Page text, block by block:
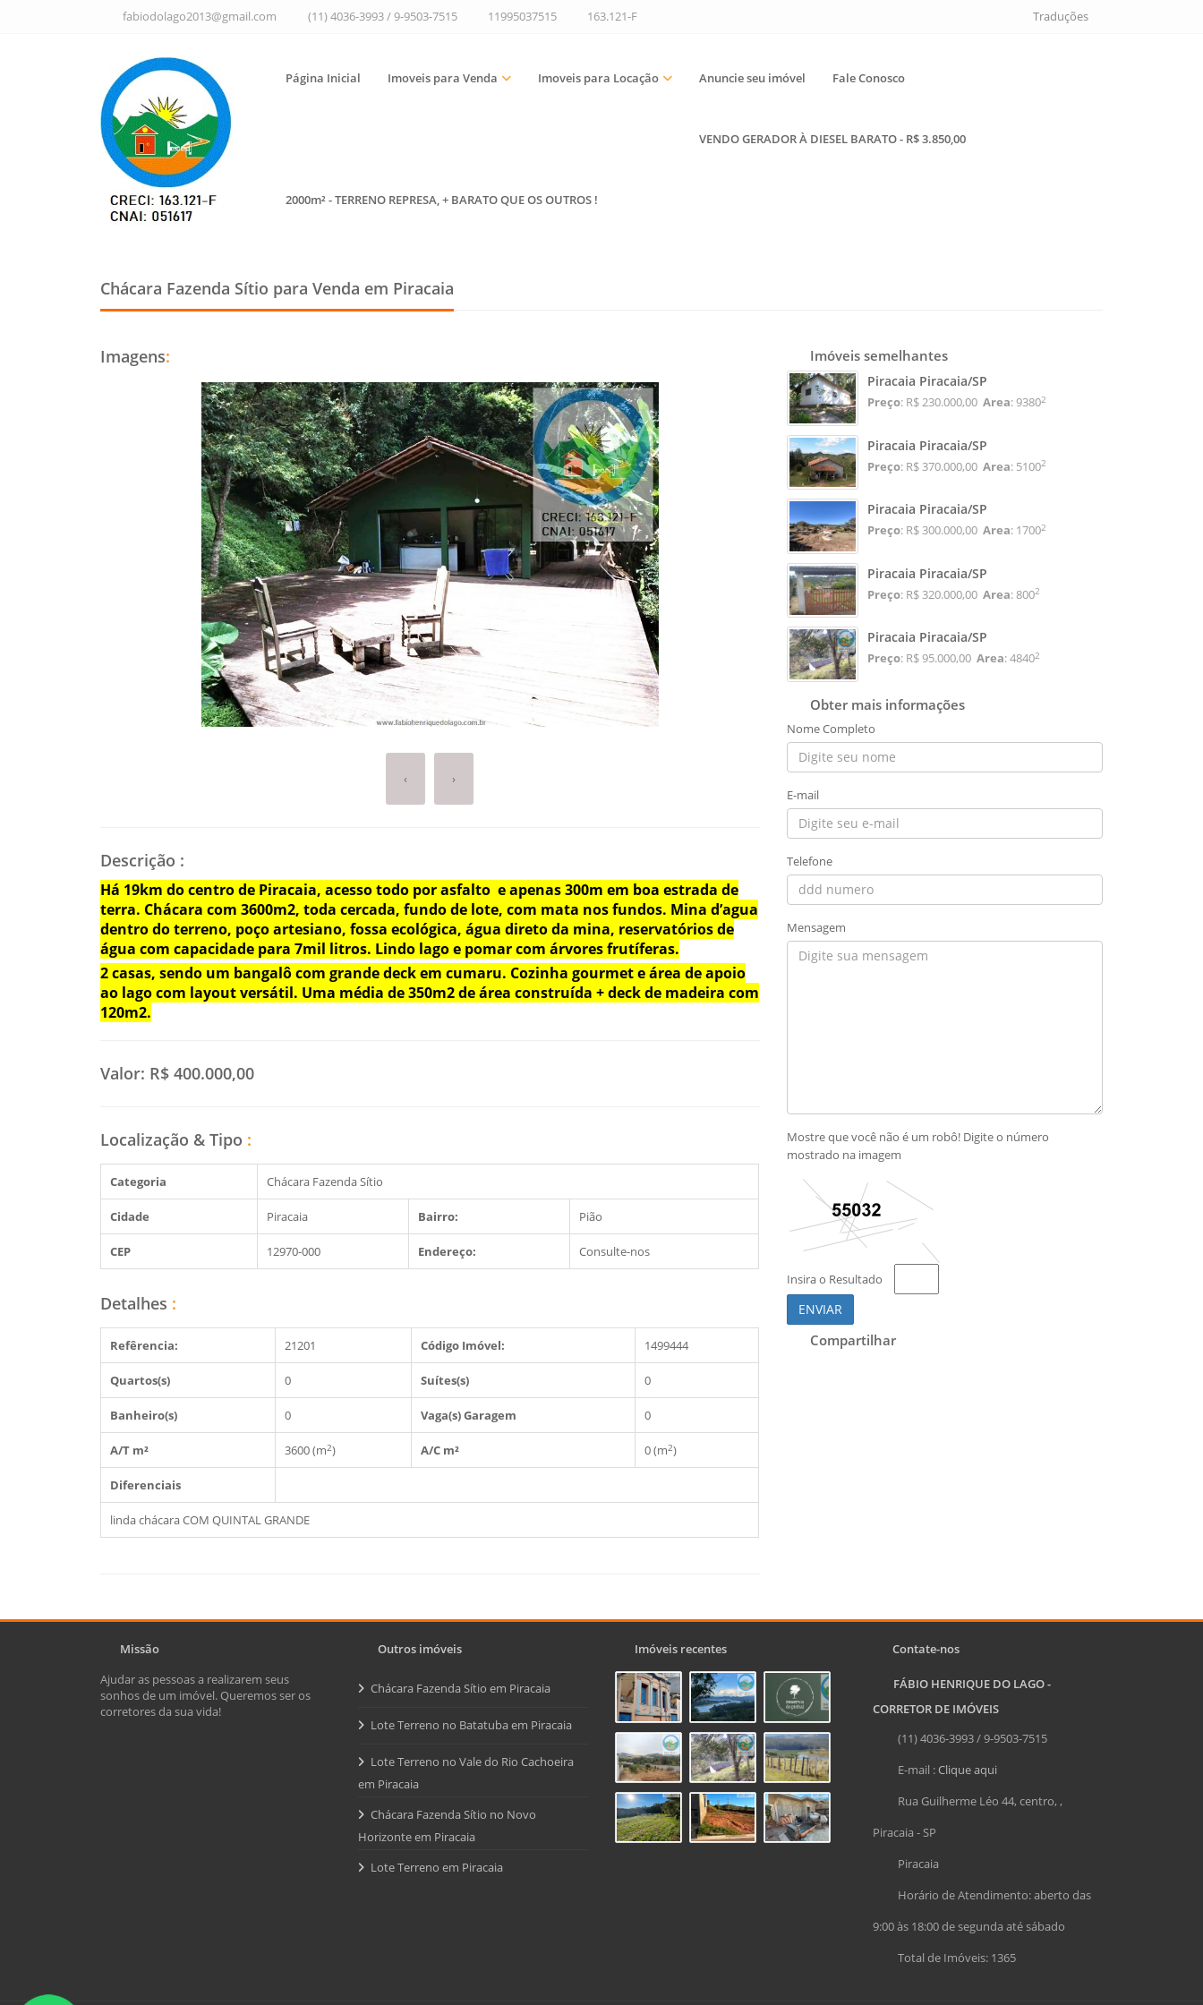
fabiodolago2013@gmail.com (11) 4036-3993 / 9-9503-7515 11995037515 163.121-F Traduções
Página Inicial Imoveis para Venda Imoveis para Locação Anuncie seu imóvel Fale Conosco
VENDO GERADOR À DIESEL BARATO - R$ 3.850,00
2000m² - TERRENO REPRESA, + BARATO QUE OS OUTROS !
Chácara Fazenda Sítio para Venda em Piracaia
Imagens:
‹ ›
Descrição :
Há 19km do centro de Piracaia, acesso todo por asfalto e apenas 300m em boa estrada de
terra. Chácara com 3600m2, toda cercada, fundo de lote, com mata nos fundos. Mina d’agua
dentro do terreno, poço artesiano, fossa ecológica, água direto da mina, reservatórios de
água com capacidade para 7mil litros. Lindo lago e pomar com árvores frutíferas.
2 casas, sendo um bangalô com grande deck em cumaru. Cozinha gourmet e área de apoio
ao lago com layout versátil. Uma média de 350m2 de área construída + deck de madeira com
120m2.
Valor: R$ 400.000,00
Localização & Tipo :
Categoria Chácara Fazenda Sítio
Cidade Piracaia Bairro: Pião
CEP 12970-000 Endereço: Consulte-nos
Detalhes :
Refêrencia: 21201 Código Imóvel: 1499444
Quartos(s) 0 Suítes(s) 0
Banheiro(s) 0 Vaga(s) Garagem 0
A/T m² 3600 (m2) A/C m² 0 (m2)
Diferenciais
linda chácara COM QUINTAL GRANDE
Imóveis semelhantes
Piracaia Piracaia/SP
Preço: R$ 230.000,00 Area: 93802
Piracaia Piracaia/SP
Preço: R$ 370.000,00 Area: 51002
Piracaia Piracaia/SP
Preço: R$ 300.000,00 Area: 17002
Piracaia Piracaia/SP
Preço: R$ 320.000,00 Area: 8002
Piracaia Piracaia/SP
Preço: R$ 95.000,00 Area: 48402
Obter mais informações
Nome Completo
E-mail
Telefone
Mensagem
Mostre que você não é um robô! Digite o número
mostrado na imagem
Insira o Resultado
ENVIAR
Compartilhar
Missão
Ajudar as pessoas a realizarem seus
sonhos de um imóvel. Queremos ser os
corretores da sua vida!
Outros imóveis
Chácara Fazenda Sítio em Piracaia
Lote Terreno no Batatuba em Piracaia
Lote Terreno no Vale do Rio Cachoeira
em Piracaia
Chácara Fazenda Sítio no Novo
Horizonte em Piracaia
Lote Terreno em Piracaia
Imóveis recentes Contate-nos
FÁBIO HENRIQUE DO LAGO -
CORRETOR DE IMÓVEIS
(11) 4036-3993 / 9-9503-7515
E-mail :Clique aqui
Rua Guilherme Léo 44, centro, ,
Piracaia - SP
Piracaia
Horário de Atendimento: aberto das
9:00 às 18:00 de segunda até sábado
Total de Imóveis: 1365